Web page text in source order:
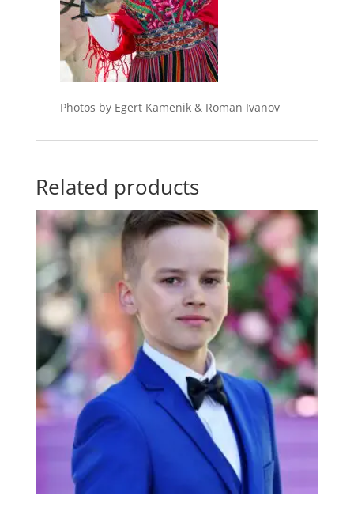
Photos by Egert Kamenik & Roman Ivanov
Related products